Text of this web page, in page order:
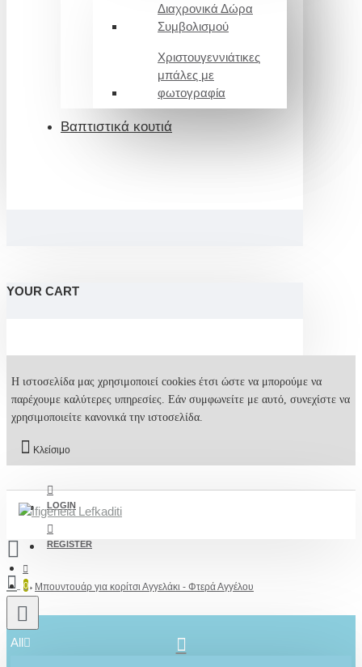
Διαχρονικά Δώρα
Συμβολισμού
Χριστουγεννιάτικες
μπάλες με
φωτογραφία
Βαπτιστικά κουτιά
YOUR CART
Η ιστοσελίδα μας χρησιμοποιεί cookies έτσι ώστε να μπορούμε να
παρέχουμε καλύτερες υπηρεσίες. Εάν συμφωνείτε με αυτό, συνεχίστε να
χρησιμοποιείτε κανονικά την ιστοσελίδα.
Κλείσιμο
LOGIN
REGISTER
0
All
Μπουντουάρ για κορίτσι Αγγελάκι - Φτερά Αγγέλου